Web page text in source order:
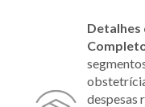
Detalhes
despesas